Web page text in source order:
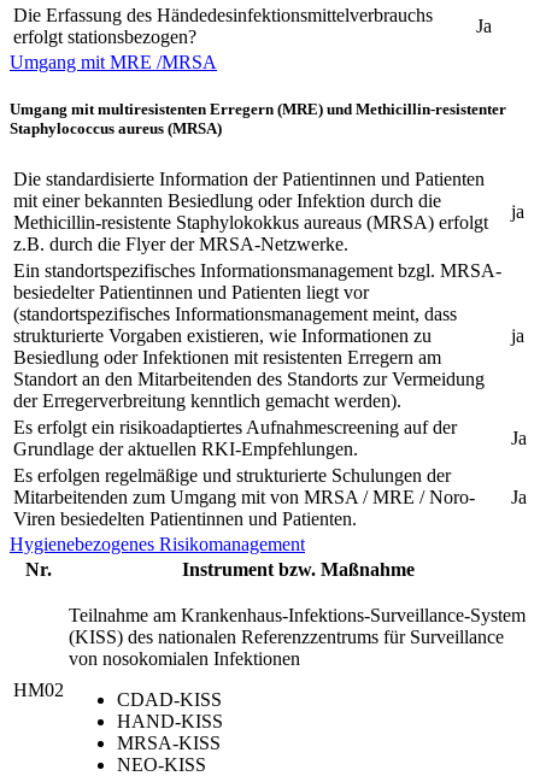
Die Erfassung des Händedesinfektionsmittelverbrauchs
erfolgt stationsbezogen?
Ja
Umgang mit MRE /MRSA
Umgang mit multiresistenten Erregern (MRE) und Methicillin-resistenter
Staphylococcus aureus (MRSA)
Die standardisierte Information der Patientinnen und Patienten
mit einer bekannten Besiedlung oder Infektion durch die
Methicillin-resistente Staphylokokkus aureaus (MRSA) erfolgt
z.B. durch die Flyer der MRSA-Netzwerke.
ja
Ein standortspezifisches Informationsmanagement bzgl. MRSA-
besiedelter Patientinnen und Patienten liegt vor
(standortspezifisches Informationsmanagement meint, dass
strukturierte Vorgaben existieren, wie Informationen zu
Besiedlung oder Infektionen mit resistenten Erregern am
Standort an den Mitarbeitenden des Standorts zur Vermeidung
der Erregerverbreitung kenntlich gemacht werden).
ja
Es erfolgt ein risikoadaptiertes Aufnahmescreening auf der
Grundlage der aktuellen RKI-Empfehlungen.
Ja
Es erfolgen regelmäßige und strukturierte Schulungen der
Mitarbeitenden zum Umgang mit von MRSA / MRE / Noro-
Viren besiedelten Patientinnen und Patienten.
Ja
Hygienebezogenes Risikomanagement
Nr.
Instrument bzw. Maßnahme
HM02
Teilnahme am Krankenhaus-Infektions-Surveillance-System
(KISS) des nationalen Referenzzentrums für Surveillance
von nosokomialen Infektionen
CDAD-KISS
HAND-KISS
MRSA-KISS
NEO-KISS